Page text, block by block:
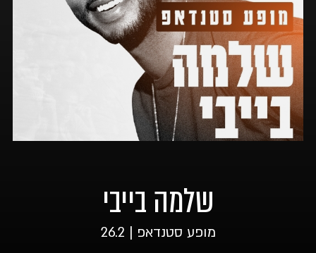
שלמה בייבי
מופע סטנדאפ | 26.2